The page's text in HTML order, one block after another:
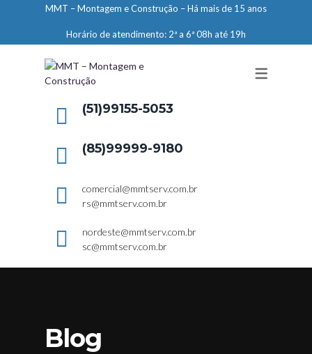
ENGENHARIA
LIMPEZA E CONSERVAÇÃO
MANUTENÇÃO PREDIAL
ELEVADORES – PREPARAÇÃO DE
MMT – Montagem e Construção – Há mais de 15 anos
Horário de atendimento: 2ª a 6ª 08h até 19h
(51)99155-5053
(85)99999-9180
comercial@mmtserv.com.br
rs@mmtserv.com.br
nordeste@mmtserv.com.br
sc@mmtserv.com.br
Blog